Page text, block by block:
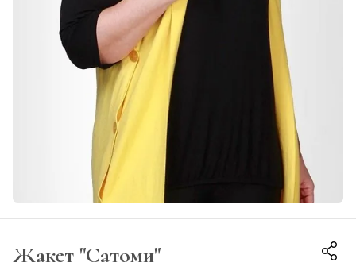
Жакет "Сатоми"